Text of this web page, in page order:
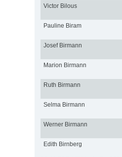
Victor Bilous
Pauline Biram
Josef Birmann
Marion Birmann
Ruth Birmann
Selma Birmann
Werner Birmann
Edith Birnberg